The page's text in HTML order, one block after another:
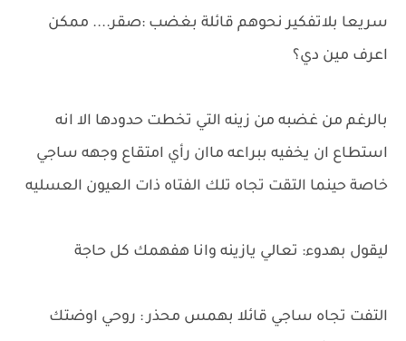
سريعا بلاتفكير نحوهم قائلة بغضب :صقر.... ممكن
اعرف مين دي؟
بالرغم من غضبه من زينه التي تخطت حدودها الا انه
استطاع ان يخفيه ببراعه ماان رأي امتقاع وجهه ساجي
خاصة حينما التقت تجاه تلك الفتاه ذات العيون العسليه
ليقول بهدوء: تعالي يازينه وانا هفهمك كل حاجة
التفت تجاه ساجي قائلا بهمس محذر : روحي اوضتك